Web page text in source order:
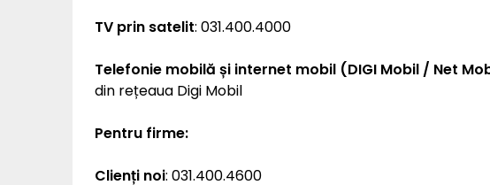
TV prin satelit: 031.400.4000
Telefonie mobilă și internet mobil (DIGI Mobil / Net
din rețeaua Digi Mobil
Pentru firme:
Clienți noi: 031.400.4600